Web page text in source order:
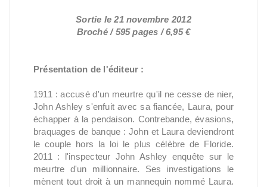
Sortie le 21 novembre 2012
Broché / 595 pages / 6,95 €
Présentation de l'éditeur :
1911 : accusé d'un meurtre qu'il ne cesse de nier,
John Ashley s'enfuit avec sa fiancée, Laura, pour
échapper à la pendaison. Contrebande, évasions,
braquages de banque : John et Laura deviendront
le couple hors la loi le plus célèbre de Floride.
2011 : l'inspecteur John Ashley enquête sur le
meurtre d'un millionnaire. Ses investigations le
mènent tout droit à un mannequin nommé Laura.